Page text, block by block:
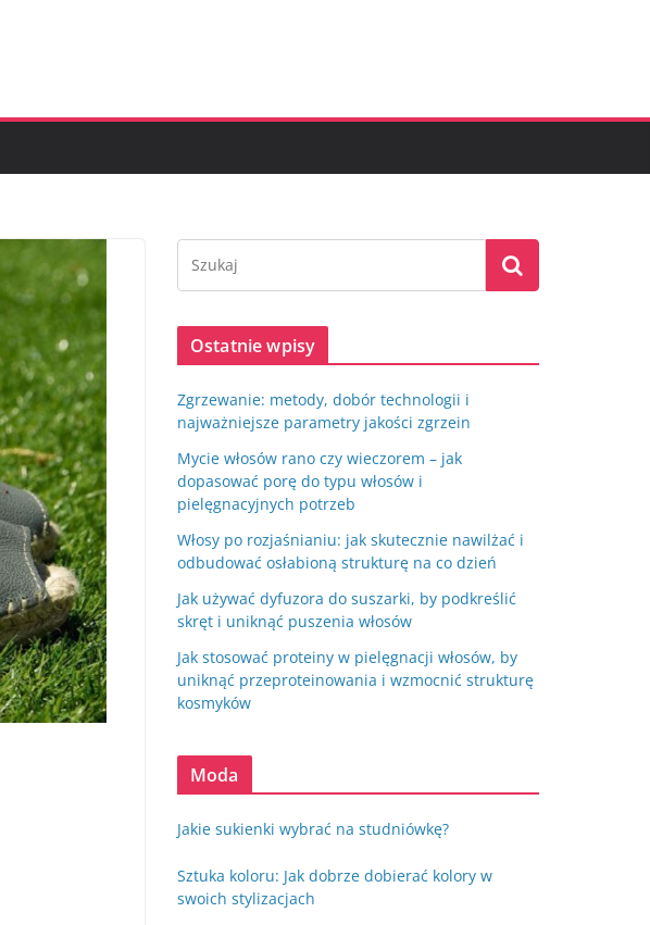
Ostatnie wpisy
Zgrzewanie: metody, dobór technologii i
najważniejsze parametry jakości zgrzein
Mycie włosów rano czy wieczorem – jak
dopasować porę do typu włosów i
pielęgnacyjnych potrzeb
Włosy po rozjaśnianiu: jak skutecznie nawilżać i
odbudować osłabioną strukturę na co dzień
Jak używać dyfuzora do suszarki, by podkreślić
skręt i uniknąć puszenia włosów
Jak stosować proteiny w pielęgnacji włosów, by
uniknąć przeproteinowania i wzmocnić strukturę
kosmyków
Moda
Jakie sukienki wybrać na studniówkę?
Sztuka koloru: Jak dobrze dobierać kolory w
swoich stylizacjach